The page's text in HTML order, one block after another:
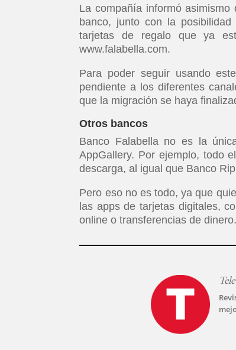
La compañía informó
banco, junto con la
tarjetas de regalo que ya
www.falabella.com.
Para poder seguir usando
pendiente a los diferentes
que la migración se haya
Otros bancos
Banco Falabella no es la
AppGallery. Por ejemplo, todo
descarga, al igual que Banco
Pero eso no es todo, ya que
las apps de tarjetas digitales,
online o transferencias de dinero.